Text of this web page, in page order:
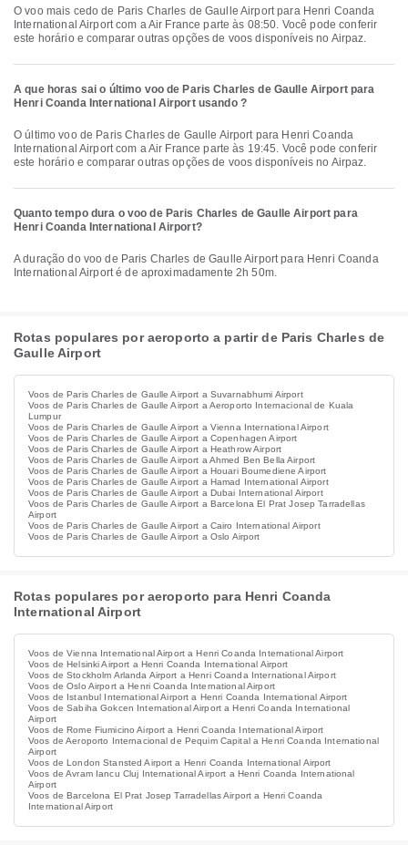
O voo mais cedo de Paris Charles de Gaulle Airport para Henri Coanda
International Airport com a Air France parte às 08:50. Você pode conferir
este horário e comparar outras opções de voos disponíveis no Airpaz.
A que horas sai o último voo de Paris Charles de Gaulle Airport para
Henri Coanda International Airport usando ?
O último voo de Paris Charles de Gaulle Airport para Henri Coanda
International Airport com a Air France parte às 19:45. Você pode conferir
este horário e comparar outras opções de voos disponíveis no Airpaz.
Quanto tempo dura o voo de Paris Charles de Gaulle Airport para
Henri Coanda International Airport?
A duração do voo de Paris Charles de Gaulle Airport para Henri Coanda
International Airport é de aproximadamente 2h 50m.
Rotas populares por aeroporto a partir de Paris Charles de
Gaulle Airport
Voos de Paris Charles de Gaulle Airport a Suvarnabhumi Airport
Voos de Paris Charles de Gaulle Airport a Aeroporto Internacional de Kuala
Lumpur
Voos de Paris Charles de Gaulle Airport a Vienna International Airport
Voos de Paris Charles de Gaulle Airport a Copenhagen Airport
Voos de Paris Charles de Gaulle Airport a Heathrow Airport
Voos de Paris Charles de Gaulle Airport a Ahmed Ben Bella Airport
Voos de Paris Charles de Gaulle Airport a Houari Boumediene Airport
Voos de Paris Charles de Gaulle Airport a Hamad International Airport
Voos de Paris Charles de Gaulle Airport a Dubai International Airport
Voos de Paris Charles de Gaulle Airport a Barcelona El Prat Josep Tarradellas
Airport
Voos de Paris Charles de Gaulle Airport a Cairo International Airport
Voos de Paris Charles de Gaulle Airport a Oslo Airport
Rotas populares por aeroporto para Henri Coanda
International Airport
Voos de Vienna International Airport a Henri Coanda International Airport
Voos de Helsinki Airport a Henri Coanda International Airport
Voos de Stockholm Arlanda Airport a Henri Coanda International Airport
Voos de Oslo Airport a Henri Coanda International Airport
Voos de Istanbul International Airport a Henri Coanda International Airport
Voos de Sabiha Gokcen International Airport a Henri Coanda International
Airport
Voos de Rome Fiumicino Airport a Henri Coanda International Airport
Voos de Aeroporto Internacional de Pequim Capital a Henri Coanda International
Airport
Voos de London Stansted Airport a Henri Coanda International Airport
Voos de Avram Iancu Cluj International Airport a Henri Coanda International
Airport
Voos de Barcelona El Prat Josep Tarradellas Airport a Henri Coanda
International Airport